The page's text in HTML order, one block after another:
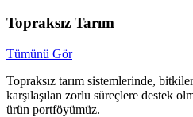
Topraksız Tarım
Tümünü Gör
Topraksız tarım sistemlerinde,
karşılaşılan zorlu süreçlere destek
ürün portföyümüz.